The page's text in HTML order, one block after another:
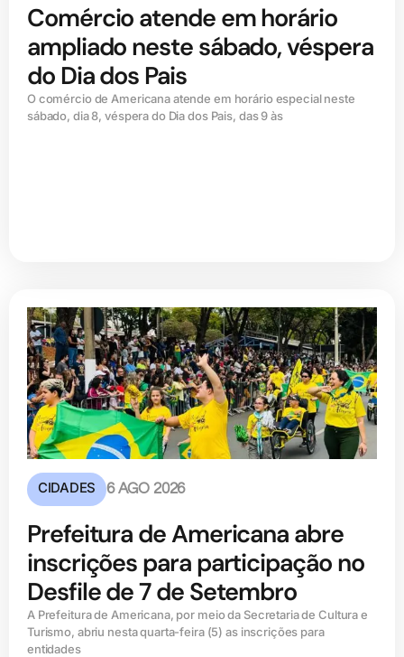
Comércio atende em horário
ampliado neste sábado, véspera
do Dia dos Pais
O comércio de Americana atende em horário especial neste
sábado, dia 8, véspera do Dia dos Pais, das 9 às
CIDADES 6 AGO 2026
Prefeitura de Americana abre
inscrições para participação no
Desfile de 7 de Setembro
A Prefeitura de Americana, por meio da Secretaria de Cultura e
Turismo, abriu nesta quarta-feira (5) as inscrições para
entidades